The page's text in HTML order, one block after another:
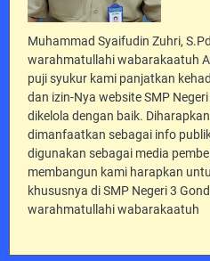
Muhammad Syaifudin Zuhri,
warahmatullahi wabarakaatuh
puji syukur kami panjatkan
dan izin-Nya website SMP
dikelola dengan baik.
dimanfaatkan sebagai info
digunakan sebagai media
membangun kami harapkan
khususnya di SMP Negeri 3
warahmatullahi wabarakaatuh